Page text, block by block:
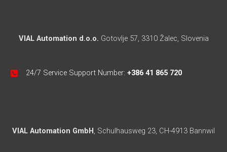
VIAL Automation d.o.o. Gotovlje 57, 3310 Žalec, Slovenia
24/7 Service Support Number: +386 41 865 720
VIAL Automation GmbH, Schulhausweg 23, CH-4913 Bannwil